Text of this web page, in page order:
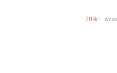
שמש +
20%